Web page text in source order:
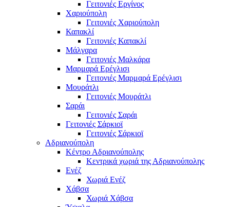
Γειτονιές Εργίνος
Χαριούπολη
Γειτονιές Χαριούπολη
Καπακλί
Γειτονιές Καπακλί
Μάλγαρα
Γειτονιές Μαλκάρα
Μαρμαρά Ερέγλισι
Γειτονιές Μαρμαρά Ερέγλισι
Μουράτλι
Γειτονιές Μουράτλι
Σαράι
Γειτονιές Σαράι
Γειτονιές Σάρκιοϊ
Γειτονιές Σάρκιοϊ
Αδριανούπολη
Κέντρο Αδριανούπολης
Κεντρικά χωριά της Αδριανούπολης
Ενέζ
Χωριά Ενέζ
Χάβσα
Χωριά Χάβσα